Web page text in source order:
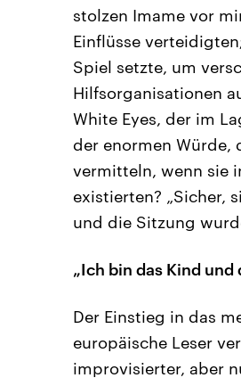
stolzen Imame vor
Einflüsse
Spiel setzte, um
Hilfsorganisationen
White Eyes, der im
der enormen Würde,
vermitteln, wenn sie
existierten? „Sicher,
und die Sitzung
„Ich bin das Kind
Der Einstieg in das
europäische Leser
improvisierter, aber